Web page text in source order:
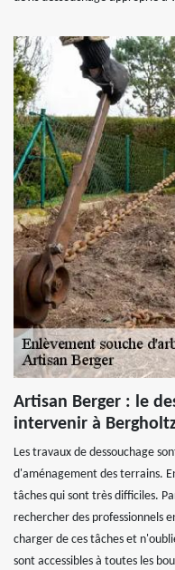
Artisan Berger : le
intervenir à
Les travaux de dessouchage
d'aménagement des terrains.
tâches qui sont très difficiles.
rechercher des professionnels
charger de ces tâches et
sont accessibles à toutes les